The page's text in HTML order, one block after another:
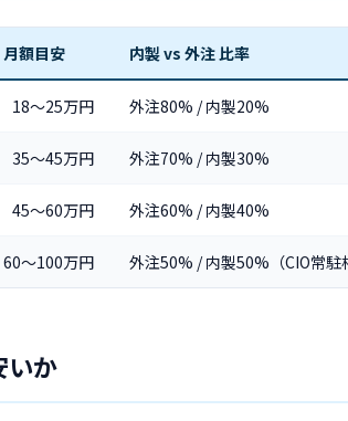
月額目安 内製 vs 外注 比率
18〜25万円 外注80% / 内製20%
35〜45万円 外注70% / 内製30%
45〜60万円 外注60% / 内製40%
60〜100万円 外注50% / 内製50%（CIO常駐
いか